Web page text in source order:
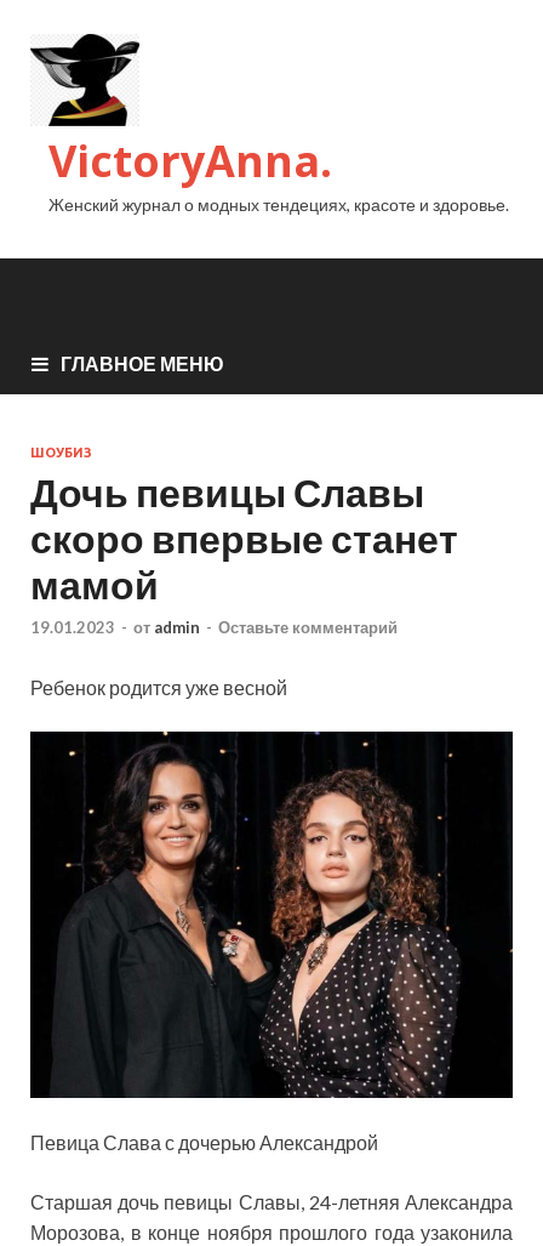
VictoryAnna.
Женский журнал о модных тендециях, красоте и здоровье.
ГЛАВНОЕ МЕНЮ
ШОУБИЗ
Дочь певицы Славы
скоро впервые станет
мамой
19.01.2023 - от admin - Оставьте комментарий
Ребенок родится уже весной
Певица Слава с дочерью Александрой
Старшая дочь певицы Славы, 24-летняя Александра
Морозова, в конце ноября прошлого года узаконила